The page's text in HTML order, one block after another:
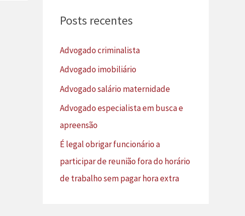
i
p
o
r
:
Posts recentes
Advogado criminalista
Advogado imobiliário
Advogado salário maternidade
Advogado especialista em busca e
apreensão
É legal obrigar funcionário a
participar de reunião fora do horário
de trabalho sem pagar hora extra